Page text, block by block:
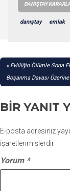
DANIŞTAY
danıştay emlak
YAZI
Evliliğin Ölümle Sona
Boşanma Davası
BIR YANIT
E-posta adresiniz
işaretlenmişlerdir
Yorum *